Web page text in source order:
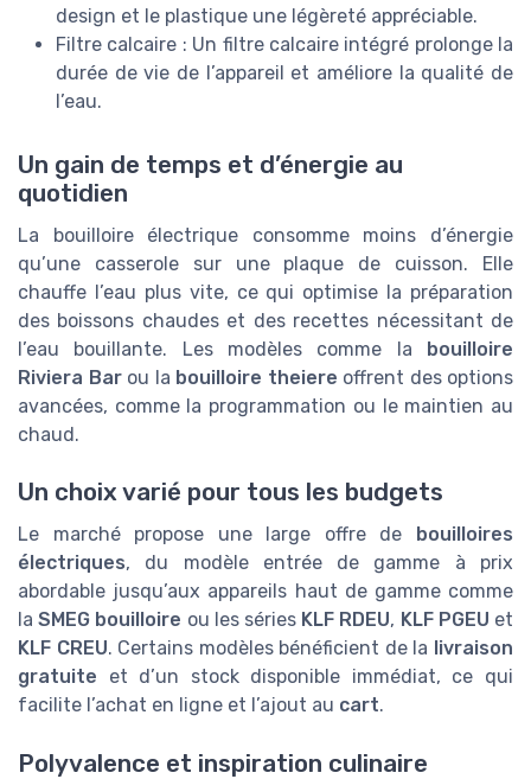
design et le plastique une légèreté appréciable.
Filtre calcaire : Un filtre calcaire intégré prolonge la
durée de vie de l’appareil et améliore la qualité de
l’eau.
Un gain de temps et d’énergie au
quotidien
La bouilloire électrique consomme moins d’énergie
qu’une casserole sur une plaque de cuisson. Elle
chauffe l’eau plus vite, ce qui optimise la préparation
des boissons chaudes et des recettes nécessitant de
l’eau bouillante. Les modèles comme la bouilloire
Riviera Barou la bouilloire theiere offrent des options
avancées, comme la programmation ou le maintien au
chaud.
Un choix varié pour tous les budgets
Le marché propose une large offre de
bouilloires
électriques, du modèle entrée de gamme à prix
abordable jusqu’aux appareils haut de gamme comme
laSMEG bouilloire ou les séries KLF RDEU, KLF PGEU et
KLF CREU. Certains modèles bénéficient de la livraison
gratuite et d’un stock disponible immédiat, ce qui
facilite l’achat en ligne et l’ajout au cart.
Polyvalence et inspiration culinaire